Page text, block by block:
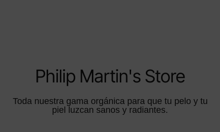
Philip Martin's Store
Toda nuestra gama orgánica para que tu pelo y tu
piel luzcan sanos y radiantes.